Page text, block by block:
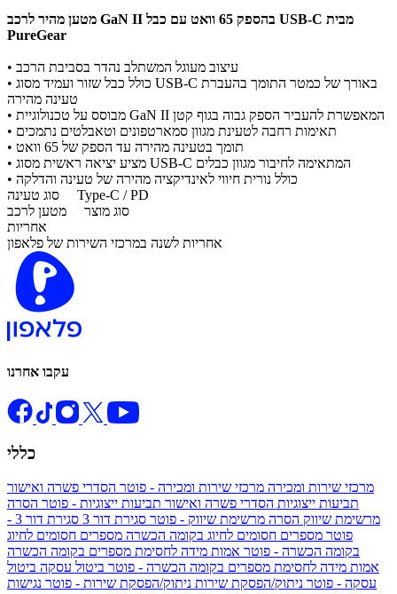
מטען מהיר לרכב GaN II בהספק 65 וואט עם כבל USB-C מבית
PureGear
• עיצוב מעוגל המשתלב נהדר בסביבת הרכב
• כולל כבל שזור ועמיד מסוג USB-C באורך של כמטר התומך בהעברת
טעינה מהירה
• מבוסס על טכנולוגיית GaN II המאפשרת להעביר הספק גבוה בגוף קטן
• תאימות רחבה לטעינת מגוון סמארטפונים וטאבלטים נתמכים
• תומך בטעינה מהירה עד הספק של 65 וואט
• מציע יציאה ראשית מסוג USB-C המתאימה לחיבור מגוון כבלים
• כולל נורית חיווי לאינדיקציה מהירה של טעינה והדלקה
סוג טעינה Type-C / PD
סוג מוצר מטען לרכב
אחריות
אחריות לשנה במרכזי השירות של פלאפון
עקבו אחרנו
כללי
מרכזי שירות ומכירה מרכזי שירות ומכירה - פוטר הסדרי פשרה ואישור
תביעות ייצוגיות הסדרי פשרה ואישור תביעות ייצוגיות - פוטר הסרה
מרשימת שיווק הסרה מרשימת שיווק - פוטר סגירת דור 3
סגירת דור 3 -
פוטר מספרים חסומים לחיוג בקומה הכשרה מספרים חסומים לחיוג
בקומה הכשרה - פוטר אמות מידה לחסימת מספרים בקומה הכשרה
אמות מידה לחסימת מספרים בקומה הכשרה - פוטר ביטול עסקה ביטול
עסקה - פוטר ניתוק/הפסקת שירות ניתוק/הפסקת שירות - פוטר נגישות